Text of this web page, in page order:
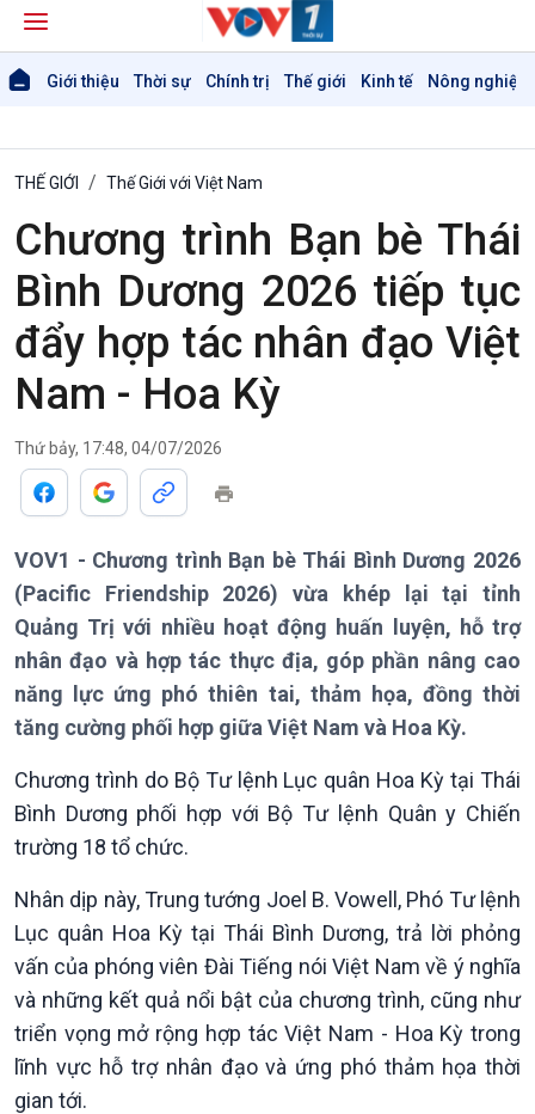
Giới thiệu Thời sự Chính trị Thế giới Kinh tế Nông nghiệp
Giới thiệu
Thời sự
Thời sự 6h
Thời sự 12h
Thời sự 18h
Thời sự 21h30
Bản tin
THẾ GIỚI Thế Giới với Việt Nam
Chương trình Bạn bè Thái
Bình Dương 2026 tiếp tục
đẩy hợp tác nhân đạo Việt
Nam - Hoa Kỳ
Thứ bảy, 17:48, 04/07/2026
VOV1 - Chương trình Bạn bè Thái Bình Dương 2026
(Pacific Friendship 2026) vừa khép lại tại tỉnh
Quảng Trị với nhiều hoạt động huấn luyện, hỗ trợ
nhân đạo và hợp tác thực địa, góp phần nâng cao
năng lực ứng phó thiên tai, thảm họa, đồng thời
tăng cường phối hợp giữa Việt Nam và Hoa Kỳ.
Chương trình do Bộ Tư lệnh Lục quân Hoa Kỳ tại Thái
Bình Dương phối hợp với Bộ Tư lệnh Quân y Chiến
trường 18 tổ chức.
Nhân dịp này, Trung tướng Joel B. Vowell, Phó Tư lệnh
Lục quân Hoa Kỳ tại Thái Bình Dương, trả lời phỏng
vấn của phóng viên Đài Tiếng nói Việt Nam về ý nghĩa
và những kết quả nổi bật của chương trình, cũng như
triển vọng mở rộng hợp tác Việt Nam - Hoa Kỳ trong
lĩnh vực hỗ trợ nhân đạo và ứng phó thảm họa thời
gian tới.